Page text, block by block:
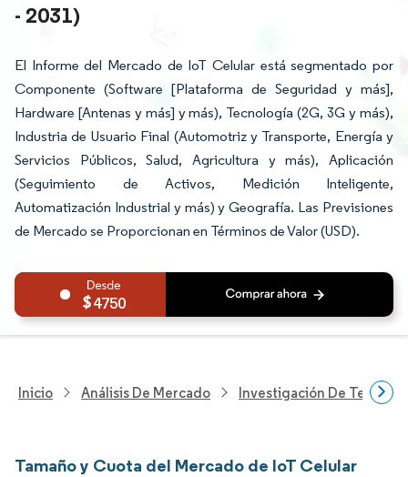
- 2031)
El Informe del Mercado de IoT Celular está segmentado por
Componente (Software [Plataforma de Seguridad y más],
Hardware [Antenas y más] y más), Tecnología (2G, 3G y más),
Industria de Usuario Final (Automotriz y Transporte, Energía y
Servicios Públicos, Salud, Agricultura y más), Aplicación
(Seguimiento de Activos, Medición Inteligente,
Automatización Industrial y más) y Geografía. Las Previsiones
de Mercado se Proporcionan en Términos de Valor (USD).
4750
Inicio Análisis De Mercado Investigación De
Tamaño y Cuota del Mercado de IoT Celular